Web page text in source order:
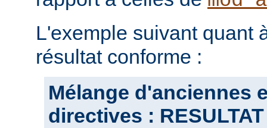
L'exemple suivant quant
résultat conforme :
Mélange d'anciennes
directives :